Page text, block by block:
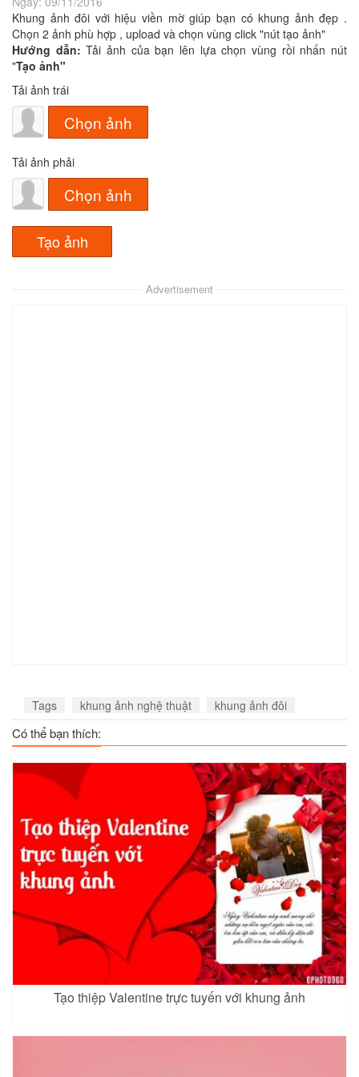
Khung ảnh đôi với hiệu viền mờ giúp bạn có khung ảnh đẹp .
Chọn 2 ảnh phù hợp , upload và chọn vùng click "nút tạo ảnh"
Hướng dẫn: Tải ảnh của bạn lên lựa chọn vùng rồi nhấn nút
"Tạo ảnh"
Tải ảnh trái
Chọn ảnh
Tải ảnh phải
Chọn ảnh
Advertisement
Tags khung ảnh nghệ thuật khung ảnh đôi
Có thể bạn thích:
Tạo thiệp Valentine trực tuyến với khung ảnh